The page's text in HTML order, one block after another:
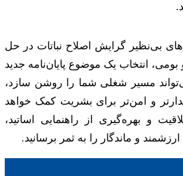
بی‌نظیر گرایش اصلاح نباتات در حل
انتخاب یک موضوع پایان‌نامه جدید
مسیر شغلی شما را روشن سازد،
و امن‌تر برای بشریت کمک خواهد
و بهره‌گیری از راهنمایی اساتید،
و ماندگار را به ثمر برسانید.